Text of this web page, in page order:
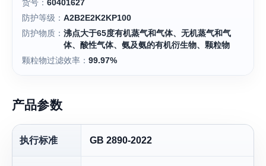
货号： 60401627
防护等级： A2B2E2K2KP100
防护物质： 沸点大于65度有机蒸气和气体、无机蒸气和气
体、酸性气体、氨及氨的有机衍生物、颗粒物
颗粒物过滤效率： 99.97%
产品参数
执行标准 GB 2890-2022